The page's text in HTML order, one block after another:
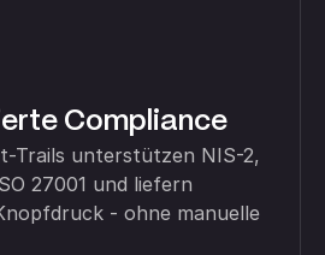
Compliance
Trails unterstützen NIS-2,
27001 und liefern
- ohne manuelle